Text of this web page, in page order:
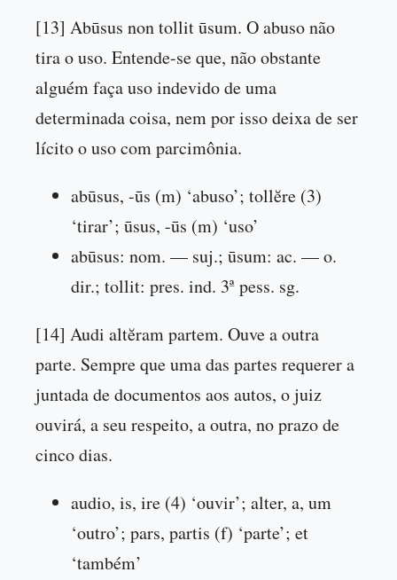
[13] Abūsus non tollit ūsum. O abuso não
tira o uso. Entende-se que, não obstante
alguém faça uso indevido de uma
determinada coisa, nem por isso deixa de ser
lícito o uso com parcimônia.
abūsus, -ūs (m) ‘abuso’; tollĕre (3)
‘tirar’; ūsus, -ūs (m) ‘uso’
abūsus: nom. — suj.; ūsum: ac. — o.
dir.; tollit: pres. ind. 3ª pess. sg.
[14] Audi altĕram partem. Ouve a outra
parte. Sempre que uma das partes requerer a
juntada de documentos aos autos, o juiz
ouvirá, a seu respeito, a outra, no prazo de
cinco dias.
audio, is, ire (4) ‘ouvir’; alter, a, um
‘outro’; pars, partis (f) ‘parte’; et
‘também’